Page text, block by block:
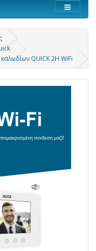
QUICK 2H WiFi